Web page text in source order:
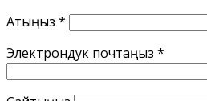
Атыңыз *
Электрондук почтаңыз *